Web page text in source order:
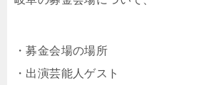
・募金会場の場所
・出演芸能人ゲスト